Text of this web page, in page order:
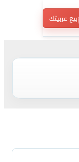
بيع عربيتك